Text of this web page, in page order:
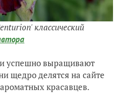
классический
успешно выращивают
щедро делятся на сайте
красавцев.